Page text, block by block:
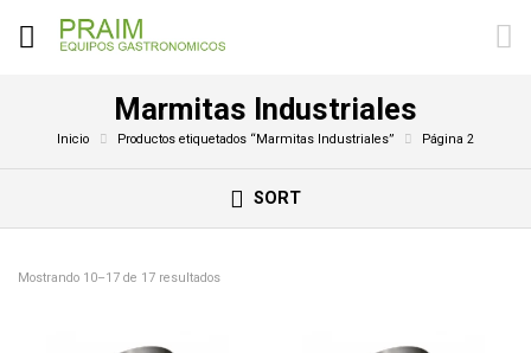
Marmitas Industriales
Inicio Productos etiquetados “Marmitas Industriales” Página 2
SORT
Mostrando 10–17 de 17 resultados